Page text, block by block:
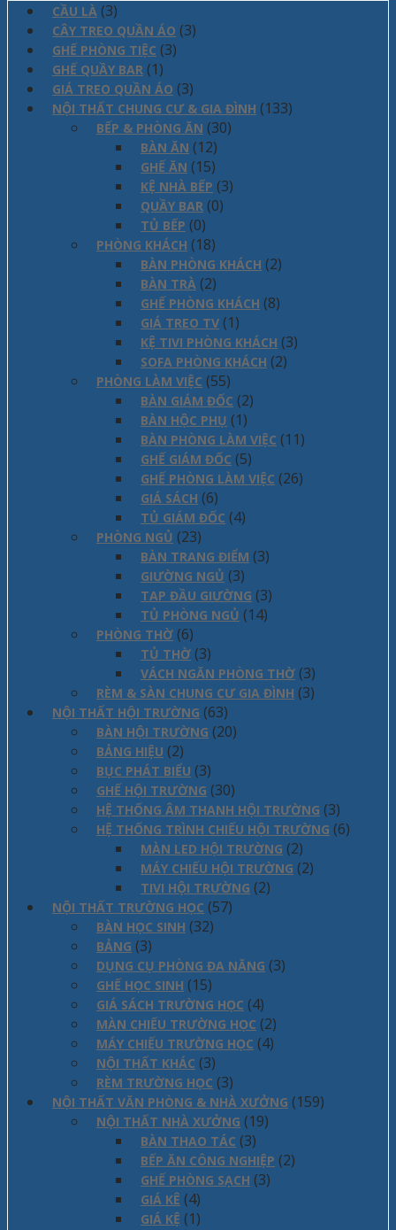
CẦU LÀ (3)
CÂY TREO QUẦN ÁO (3)
GHẾ PHÒNG TIỆC (3)
GHẾ QUẦY BAR (1)
GIÁ TREO QUẦN ÁO (3)
NỘI THẤT CHUNG CƯ & GIA ĐÌNH (133)
BẾP & PHÒNG ĂN (30)
BÀN ĂN (12)
GHẾ ĂN (15)
KỆ NHÀ BẾP (3)
QUẦY BAR (0)
TỦ BẾP (0)
PHÒNG KHÁCH (18)
BÀN PHÒNG KHÁCH (2)
BÀN TRÀ (2)
GHẾ PHÒNG KHÁCH (8)
GIÁ TREO TV (1)
KỆ TIVI PHÒNG KHÁCH (3)
SOFA PHÒNG KHÁCH (2)
PHÒNG LÀM VIỆC (55)
BÀN GIÁM ĐỐC (2)
BÀN HỘC PHỤ (1)
BÀN PHÒNG LÀM VIỆC (11)
GHẾ GIÁM ĐỐC (5)
GHẾ PHÒNG LÀM VIỆC (26)
GIÁ SÁCH (6)
TỦ GIÁM ĐỐC (4)
PHÒNG NGỦ (23)
BÀN TRANG ĐIỂM (3)
GIƯỜNG NGỦ (3)
TAP ĐẦU GIƯỜNG (3)
TỦ PHÒNG NGỦ (14)
PHÒNG THỜ (6)
TỦ THỜ (3)
VÁCH NGĂN PHÒNG THỜ (3)
RÈM & SÀN CHUNG CƯ GIA ĐÌNH (3)
NỘI THẤT HỘI TRƯỜNG (63)
BÀN HỘI TRƯỜNG (20)
BẢNG HIỆU (2)
BỤC PHÁT BIỂU (3)
GHẾ HỘI TRƯỜNG (30)
HỆ THỐNG ÂM THANH HỘI TRƯỜNG (3)
HỆ THỐNG TRÌNH CHIẾU HỘI TRƯỜNG (6)
MÀN LED HỘI TRƯỜNG (2)
MÁY CHIẾU HỘI TRƯỜNG (2)
TIVI HỘI TRƯỜNG (2)
NỘI THẤT TRƯỜNG HỌC (57)
BÀN HỌC SINH (32)
BẢNG (3)
DỤNG CỤ PHÒNG ĐA NĂNG (3)
GHẾ HỌC SINH (15)
GIÁ SÁCH TRƯỜNG HỌC (4)
MÀN CHIẾU TRƯỜNG HỌC (2)
MÁY CHIẾU TRƯỜNG HỌC (4)
NỘI THẤT KHÁC (3)
RÈM TRƯỜNG HỌC (3)
NỘI THẤT VĂN PHÒNG & NHÀ XƯỞNG (159)
NỘI THẤT NHÀ XƯỞNG (19)
BÀN THAO TÁC (3)
BẾP ĂN CÔNG NGHIỆP (2)
GHẾ PHÒNG SẠCH (3)
GIÁ KÊ (4)
GIÁ KỆ (1)